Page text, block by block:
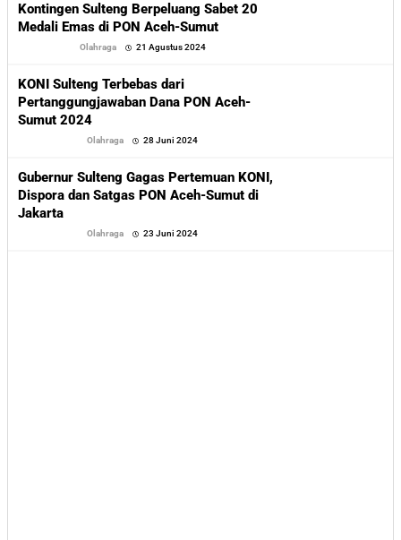
Kontingen Sulteng Berpeluang Sabet 20
Medali Emas di PON Aceh-Sumut
Olahraga 21 Agustus 2024
KONI Sulteng Terbebas dari
Pertanggungjawaban Dana PON Aceh-
Sumut 2024
Olahraga 28 Juni 2024
Gubernur Sulteng Gagas Pertemuan KONI,
Dispora dan Satgas PON Aceh-Sumut di
Jakarta
Olahraga 23 Juni 2024